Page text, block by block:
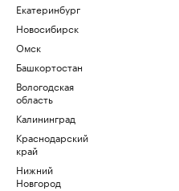
Екатеринбург
Новосибирск
Омск
Башкортостан
Вологодская
область
Калининград
Краснодарский
край
Нижний
Новгород